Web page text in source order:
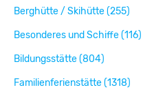
Berghütte / Skihütte (255)
Besonderes und Schiffe (116)
Bildungsstätte (804)
Familienferienstätte (1318)